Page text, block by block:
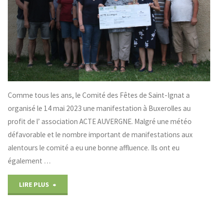
Comme tous les ans, le Comité des Fêtes de Saint-Ignat a
organisé le 14 mai 2023 une manifestation à Buxerolles au
profit de l’ association ACTE AUVERGNE. Malgré une météo
défavorable et le nombre important de manifestations aux
alentours le comité a eu une bonne affluence. Ils ont eu
également …
LIRE PLUS